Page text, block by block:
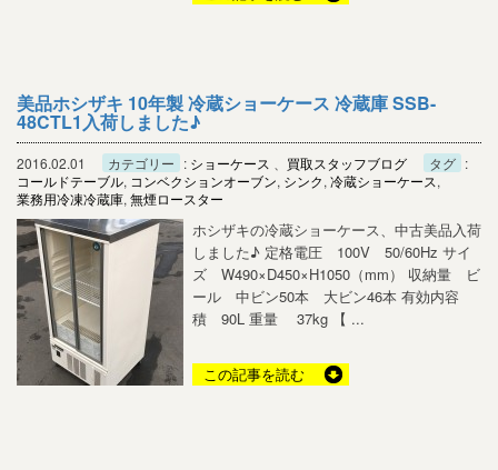
美品ホシザキ 10年製 冷蔵ショーケース 冷蔵庫 SSB-
48CTL1入荷しました♪
2016.02.01 カテゴリー : ショーケース 買取スタッフブログ タグ :
コールドテーブル, コンベクションオーブン, シンク, 冷蔵ショーケース,
業務用冷凍冷蔵庫, 無煙ロースター
ホシザキの冷蔵ショーケース、中古美品入荷
しました♪ 定格電圧 100V 50/60Hz サイ
ズ W490×D450×H1050（mm） 収納量 ビ
ール 中ビン50本 大ビン46本 有効内容
積 90L 重量 37kg 【 ...
この記事を読む